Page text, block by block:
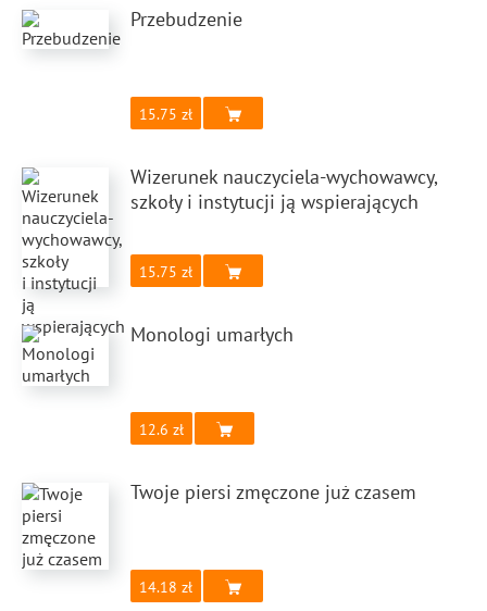
Przebudzenie
15.75
Wizerunek nauczyciela-wychowawcy,
szkoły i instytucji ją wspierających
15.75
Monologi umarłych
12.6
Twoje piersi zmęczone już czasem
14.18